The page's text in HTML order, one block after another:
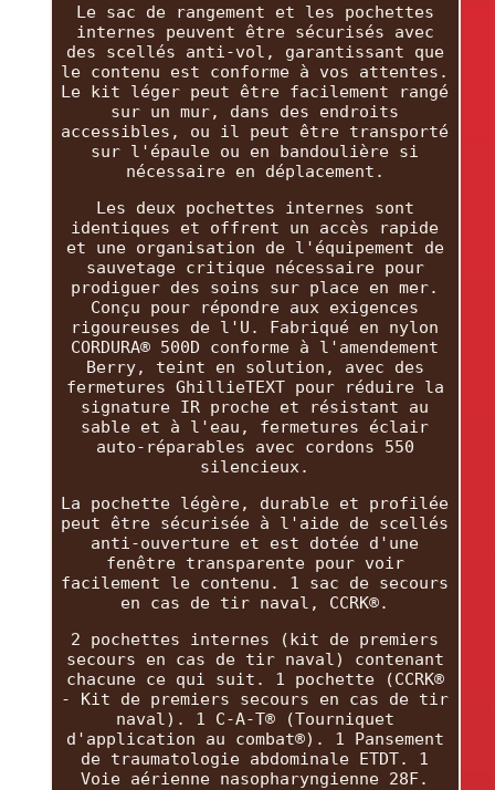
Le sac de rangement et les pochettes
internes peuvent être sécurisés avec
des scellés anti-vol, garantissant que
le contenu est conforme à vos attentes.
Le kit léger peut être facilement rangé
sur un mur, dans des endroits
accessibles, ou il peut être transporté
sur l'épaule ou en bandoulière si
nécessaire en déplacement.
Les deux pochettes internes sont
identiques et offrent un accès rapide
et une organisation de l'équipement de
sauvetage critique nécessaire pour
prodiguer des soins sur place en mer.
Conçu pour répondre aux exigences
rigoureuses de l'U. Fabriqué en nylon
CORDURA® 500D conforme à l'amendement
Berry, teint en solution, avec des
fermetures GhillieTEXT pour réduire la
signature IR proche et résistant au
sable et à l'eau, fermetures éclair
auto-réparables avec cordons 550
silencieux.
La pochette légère, durable et profilée
peut être sécurisée à l'aide de scellés
anti-ouverture et est dotée d'une
fenêtre transparente pour voir
facilement le contenu. 1 sac de secours
en cas de tir naval, CCRK®.
2 pochettes internes (kit de premiers
secours en cas de tir naval) contenant
chacune ce qui suit. 1 pochette (CCRK®
- Kit de premiers secours en cas de tir
naval). 1 C-A-T® (Tourniquet
d'application au combat®). 1 Pansement
de traumatologie abdominale ETDT. 1
Voie aérienne nasopharyngienne 28F.